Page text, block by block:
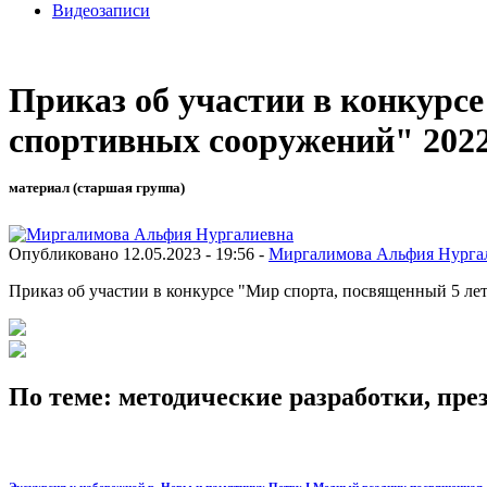
Видеозаписи
Приказ об участии в
спортивных сооружений"
материал (старшая группа)
Опубликовано 12.05.2023 - 19:56 - Миргалимова Альфия
Приказ об участии в конкурсе "Мир спорта, посвященный 5
По теме: методические разработки,